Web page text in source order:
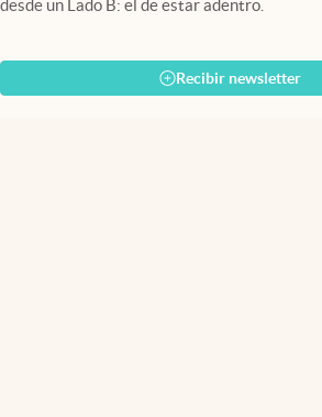
desde un Lado B: el de estar adentro.
Recibir newsletter